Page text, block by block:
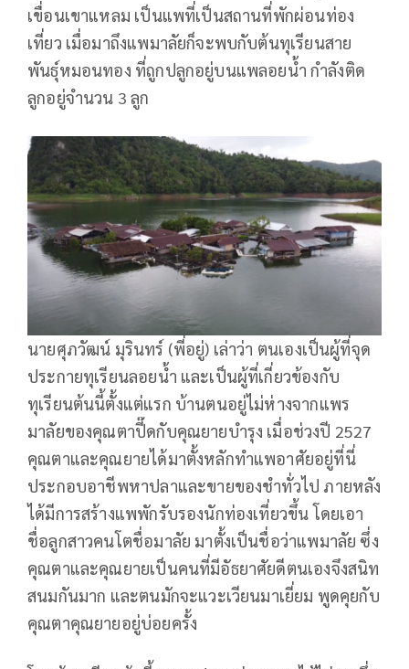
เขื่อนเขาแหลม เป็นแพที่เป็นสถานที่พักผ่อนท่อง
เที่ยว เมื่อมาถึงแพมาลัยก็จะพบกับต้นทุเรียนสาย
พันธุ์หมอนทอง ที่ถูกปลูกอยู่บนแพลอยน้ำ กำลังติด
ลูกอยู่จำนวน 3 ลูก
นายศุภวัฒน์ มุรินทร์ (พี่อยู่) เล่าว่า ตนเองเป็นผู้ที่จุด
ประกายทุเรียนลอยน้ำ และเป็นผู้ที่เกี่ยวข้องกับ
ทุเรียนต้นนี้ตั้งแต่แรก บ้านตนอยู่ไม่ห่างจากแพร
มาลัยของคุณตาปี๊ดกับคุณยายบำรุง เมื่อช่วงปี 2527
คุณตาและคุณยายได้มาตั้งหลักทำแพอาศัยอยู่ที่นี่
ประกอบอาชีพหาปลาและขายของชำทั่วไป ภายหลัง
ได้มีการสร้างแพพักรับรองนักท่องเที่ยวขึ้น โดยเอา
ชื่อลูกสาวคนโตชื่อมาลัย มาตั้งเป็นชื่อว่าแพมาลัย ซึ่ง
คุณตาและคุณยายเป็นคนที่มีอัธยาศัยดีตนเองจึงสนิท
สนมกันมาก และตนมักจะแวะเวียนมาเยี่ยม พูดคุยกับ
คุณตาคุณยายอยู่บ่อยครั้ง